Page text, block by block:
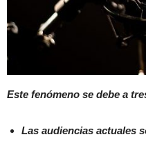
Este fenómeno se debe a
Las audiencias actuales